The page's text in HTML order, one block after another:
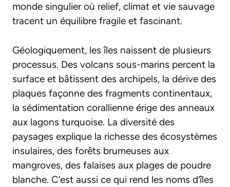
monde singulier où relief, climat et vie sauvage
tracent un équilibre fragile et fascinant.
Géologiquement, les îles naissent de plusieurs
processus. Des volcans sous-marins percent la
surface et bâtissent des archipels, la dérive des
plaques façonne des fragments continentaux,
la sédimentation corallienne érige des anneaux
aux lagons turquoise. La diversité des
paysages explique la richesse des écosystèmes
insulaires, des forêts brumeuses aux
mangroves, des falaises aux plages de poudre
blanche. C’est aussi ce qui rend les noms d’îles